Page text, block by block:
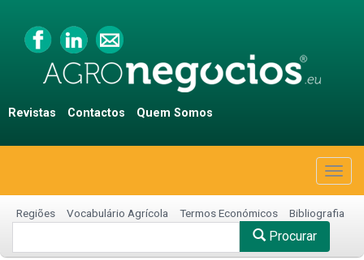
Revistas Contactos Quem Somos
Regiões Vocabulário Agrícola Termos Económicos Bibliografia
Procurar